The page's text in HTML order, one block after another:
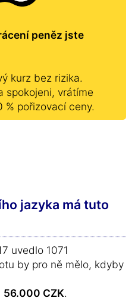
peněz jste
kurz bez rizika.
spokojeni, vrátíme
% pořizovací ceny.
jazyka má tuto
uvedlo 1071
by pro ně mělo, kdyby
56.000 CZK.